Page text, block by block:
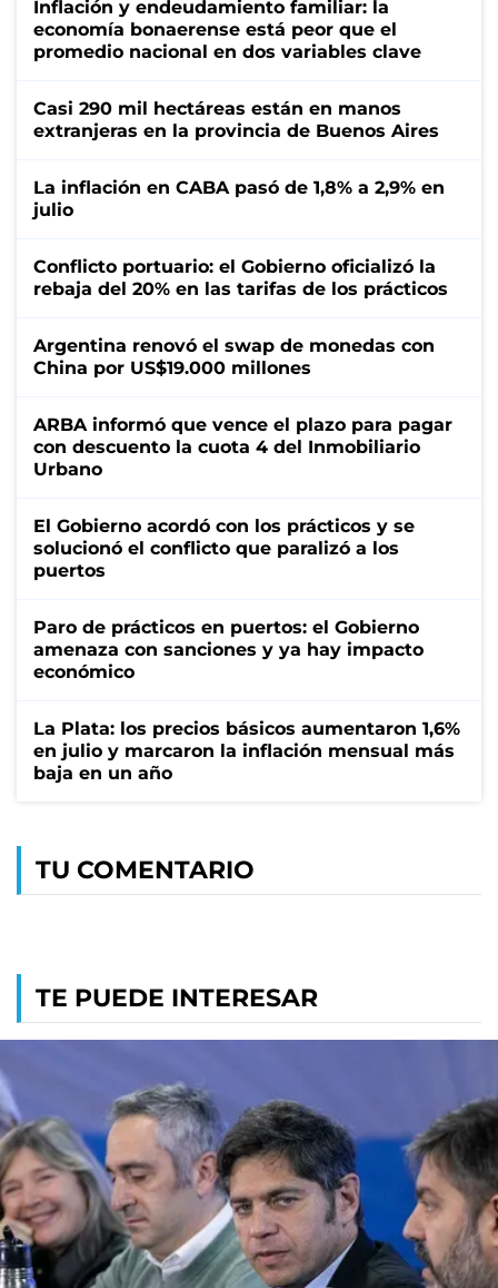
Inflación y endeudamiento familiar: la
economía bonaerense está peor que el
promedio nacional en dos variables clave
Casi 290 mil hectáreas están en manos
extranjeras en la provincia de Buenos Aires
La inflación en CABA pasó de 1,8% a 2,9% en
julio
Conflicto portuario: el Gobierno oficializó la
rebaja del 20% en las tarifas de los prácticos
Argentina renovó el swap de monedas con
China por US$19.000 millones
ARBA informó que vence el plazo para pagar
con descuento la cuota 4 del Inmobiliario
Urbano
El Gobierno acordó con los prácticos y se
solucionó el conflicto que paralizó a los
puertos
Paro de prácticos en puertos: el Gobierno
amenaza con sanciones y ya hay impacto
económico
La Plata: los precios básicos aumentaron 1,6%
en julio y marcaron la inflación mensual más
baja en un año
TU COMENTARIO
TE PUEDE INTERESAR